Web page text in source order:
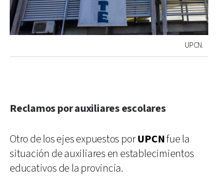
UPCN.
Reclamos por auxiliares escolares
Otro de los ejes expuestos porUPCNfue la
situación de auxiliares en establecimientos
educativos de la provincia.